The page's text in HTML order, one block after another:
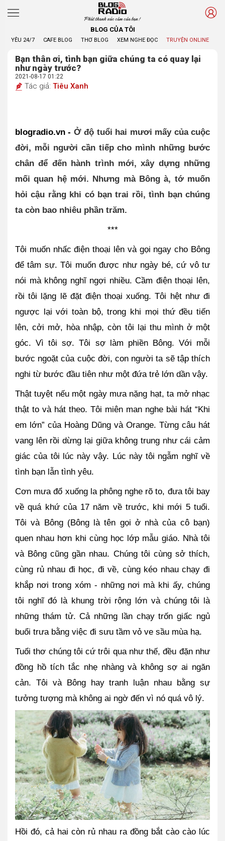
Phát thanh xúc cảm của bạn !
BLOG CỦA TÔI
YÊU 24/7 CAFE BLOG THƠ BLOG XEM NGHE ĐỌC TRUYỆN ONLINE
Bạn thân ơi, tình bạn giữa chúng ta có quay lại
như ngày trước?
2021-08-17 01:22
Tác giả: Tiêu Xanh
blogradio.vn - Ở độ tuổi hai mươi mấy của cuộc
đời, mỗi người cần tiếp cho mình những bước
chân để đến hành trình mới, xây dựng những
mối quan hệ mới. Nhưng mà Bông à, tớ muốn
hỏi cậu rằng khi có bạn trai rồi, tình bạn chúng
ta còn bao nhiêu phần trăm.
***
Tôi muốn nhấc điện thoại lên và gọi ngay cho Bông
để tâm sự. Tôi muốn được như ngày bé, cứ vô tư
nói mà không nghĩ ngợi nhiều. Cầm điện thoại lên,
rồi tôi lặng lẽ đặt điện thoại xuống. Tôi hệt như đi
ngược lại với toàn bộ, trong khi mọi thứ đều tiến
lên, cởi mở, hòa nhập, còn tôi lại thu mình ở một
góc. Vì tôi sợ. Tôi sợ làm phiền Bông. Với mỗi
bước ngoặt của cuộc đời, con người ta sẽ tập thích
nghi từ bước đầu tiên như một đứa trẻ lớn dần vậy.
Thật tuyệt nếu một ngày mưa nặng hạt, ta mở nhạc
thật to và hát theo. Tôi miên man nghe bài hát “Khi
em lớn” của Hoàng Dũng và Orange. Từng câu hát
vang lên rồi dừng lại giữa không trung như cái cảm
giác của tôi lúc này vậy. Lúc này tôi ngẫm nghĩ về
tình bạn lẫn tình yêu.
Cơn mưa đổ xuống la phông nghe rõ to, đưa tôi bay
về quá khứ của 17 năm về trước, khi mới 5 tuổi.
Tôi và Bông (Bông là tên gọi ở nhà của cô bạn)
quen nhau hơn khi cùng học lớp mẫu giáo. Nhà tôi
và Bông cũng gần nhau. Chúng tôi cùng sở thích,
cùng rủ nhau đi học, đi về, cùng kéo nhau chạy đi
khắp nơi trong xóm - những nơi mà khi ấy, chúng
tôi nghĩ đó là khung trời rộng lớn và chúng tôi là
những thám tử. Cả những lần chạy trốn giấc ngủ
buổi trưa bằng việc đi sưu tầm vỏ ve sầu mùa hạ.
Tuổi thơ chúng tôi cứ trôi qua như thế, đều đặn như
đồng hồ tích tắc nhẹ nhàng và không sợ ai ngăn
cản. Tôi và Bông hay tranh luận nhau bằng sự
tưởng tượng mà không ai ngờ đến vì nó quá vô lý.
Hồi đó, cả hai còn rủ nhau ra đồng bắt cào cào lúc